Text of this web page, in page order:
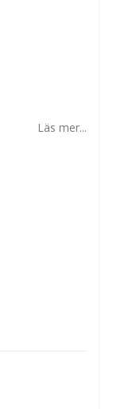
Läs mer...